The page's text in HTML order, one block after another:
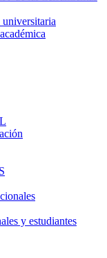
y estudiantes